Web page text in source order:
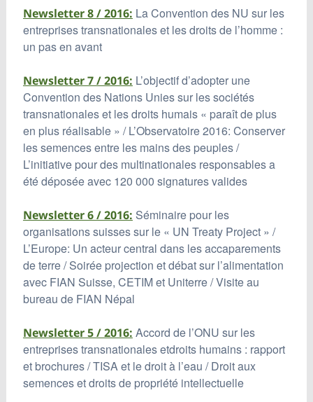
Newsletter 8 / 2016: La Convention des NU sur les
entreprises transnationales et les droits de l’homme :
un pas en avant
Newsletter 7 / 2016: L’objectif d’adopter une
Convention des Nations Unies sur les sociétés
transnationales et les droits humais « paraît de plus
en plus réalisable » / L’Observatoire 2016: Conserver
les semences entre les mains des peuples /
L’initiative pour des multinationales responsables a
été déposée avec 120 000 signatures valides
Newsletter 6 / 2016: Séminaire pour les
organisations suisses sur le « UN Treaty Project » /
L’Europe: Un acteur central dans les accaparements
de terre / Soirée projection et débat sur l’alimentation
avec FIAN Suisse, CETIM et Uniterre / Visite au
bureau de FIAN Népal
Newsletter 5 / 2016: Accord de l’ONU sur les
entreprises transnationales etdroits humains : rapport
et brochures / TISA et le droit à l’eau / Droit aux
semences et droits de propriété intellectuelle